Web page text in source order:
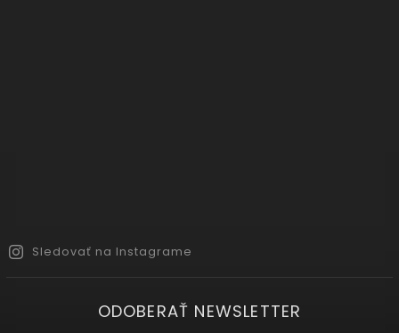
Sledovať na Instagrame
ODOBERAŤ NEWSLETTER